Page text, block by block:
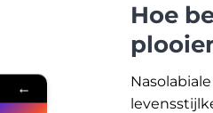
Hoe
←